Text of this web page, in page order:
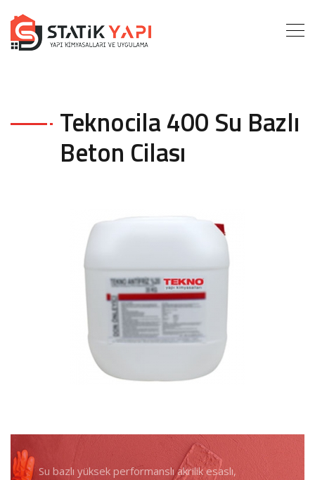
Teknocila 400 Su Bazlı
Beton Cilası
Su bazlı yüksek performanslı akrilik esaslı,